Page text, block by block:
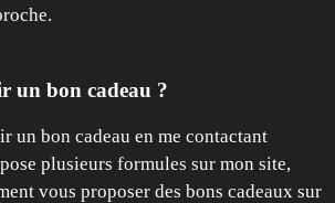
un bon cadeau ?
un bon cadeau en me contactant
plusieurs formules sur mon site,
vous proposer des bons cadeaux sur